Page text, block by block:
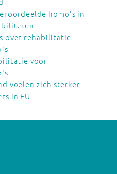
homo's in
over rehabilitatie
voor
voelen zich sterker
in EU